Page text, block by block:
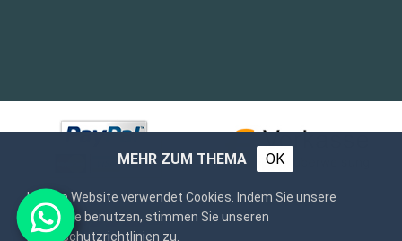
MEHR ZUM THEMA OK
Unsere Website verwendet Cookies. Indem Sie unsere
Webseite benutzen, stimmen Sie unseren
Datenschutzrichtlinien zu.